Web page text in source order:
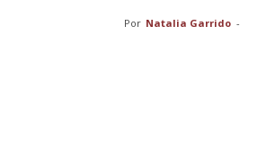
Por Natalia Garrido -